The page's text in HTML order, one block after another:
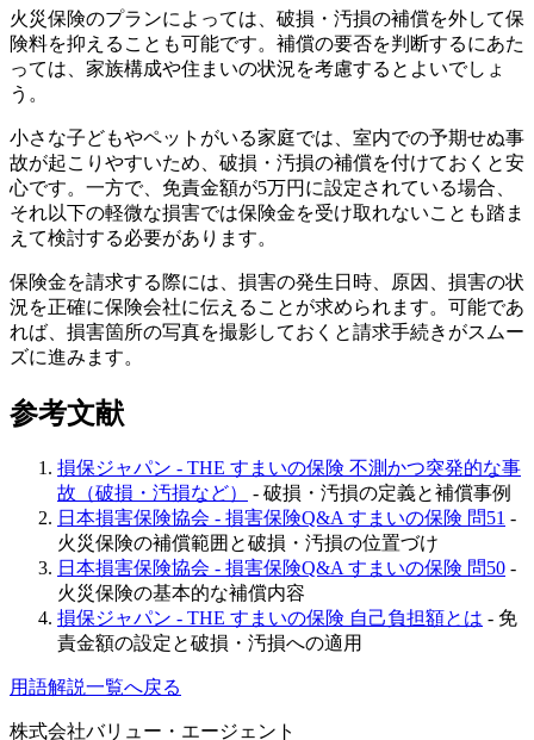
火災保険のプランによっては、破損・汚損の補償を外して保
険料を抑えることも可能です。補償の要否を判断するにあた
っては、家族構成や住まいの状況を考慮するとよいでしょ
う。
小さな子どもやペットがいる家庭では、室内での予期せぬ事
故が起こりやすいため、破損・汚損の補償を付けておくと安
心です。一方で、免責金額が5万円に設定されている場合、
それ以下の軽微な損害では保険金を受け取れないことも踏ま
えて検討する必要があります。
保険金を請求する際には、損害の発生日時、原因、損害の状
況を正確に保険会社に伝えることが求められます。可能であ
れば、損害箇所の写真を撮影しておくと請求手続きがスムー
ズに進みます。
参考文献
損保ジャパン - THE すまいの保険 不測かつ突発的な事
故（破損・汚損など）
- 破損・汚損の定義と補償事例
日本損害保険協会 - 損害保険Q&A すまいの保険 問51 -
火災保険の補償範囲と破損・汚損の位置づけ
日本損害保険協会 - 損害保険Q&A すまいの保険 問50 -
火災保険の基本的な補償内容
損保ジャパン - THE すまいの保険 自己負担額とは - 免
責金額の設定と破損・汚損への適用
用語解説一覧へ戻る
株式会社バリュー・エージェント